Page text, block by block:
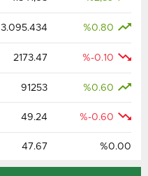
3.095.434 %0.80
2173.47 %-0.10
91253 %0.60
49.24 %-0.60
47.67 %0.00